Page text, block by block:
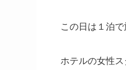
この日は１泊
ホテルの女性